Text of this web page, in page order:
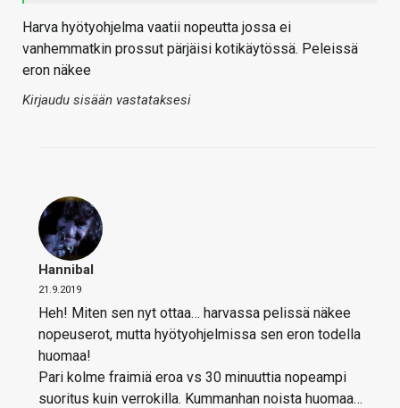
Harva hyötyohjelma vaatii nopeutta jossa ei
vanhemmatkin prossut pärjäisi kotikäytössä. Peleissä
eron näkee
Kirjaudu sisään vastataksesi
Hannibal
21.9.2019
Heh! Miten sen nyt ottaa… harvassa pelissä näkee
nopeuserot, mutta hyötyohjelmissa sen eron todella
huomaa!
Pari kolme fraimiä eroa vs 30 minuuttia nopeampi
suoritus kuin verrokilla. Kummanhan noista huomaa…